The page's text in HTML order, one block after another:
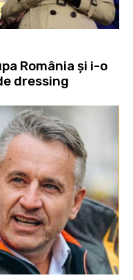
România și i-o
dressing